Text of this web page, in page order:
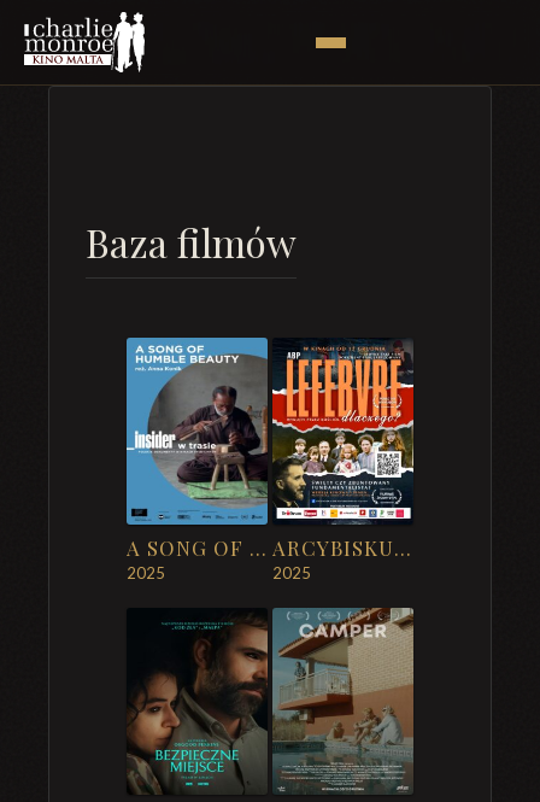
Baza filmów
A SONG OF HUMBLE BEAUTY
2025
ARCYBISKUP LEFEBVRE – DLACZEGO?
2025